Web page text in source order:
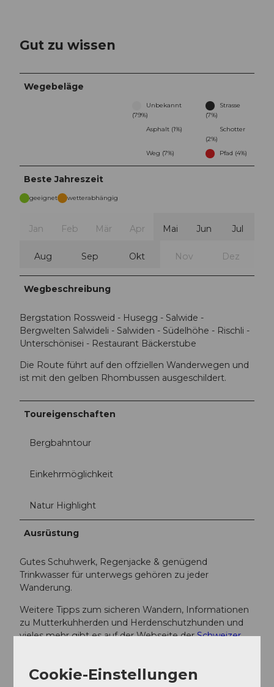
Gut zu wissen
Wegebeläge
Unbekannt
(79%)
Strasse
(7%)
Asphalt (1%)
Schotter
(2%)
Weg (7%)
Pfad (4%)
Beste Jahreszeit
geeignet wetterabhängig
Jan Feb Mär Apr Mai Jun Jul
Aug Sep Okt Nov Dez
Wegbeschreibung
Bergstation Rossweid - Husegg - Salwide -
Bergwelten Salwideli - Salwiden - Südelhöhe - Rischli -
Unterschönisei - Restaurant Bäckerstube
Die Route führt auf den offziellen Wanderwegen und
ist mit den gelben Rhombussen ausgeschildert.
Toureigenschaften
Bergbahntour
Einkehrmöglichkeit
Natur Highlight
Ausrüstung
Gutes Schuhwerk, Regenjacke & genügend
Trinkwasser für unterwegs gehören zu jeder
Wanderung.
Weitere Tipps zum sicheren Wandern, Informationen
zu Mutterkuhherden und Herdenschutzhunden und
vieles mehr gibt es auf der Webseite derSchweizer
Cookie-Einstellungen